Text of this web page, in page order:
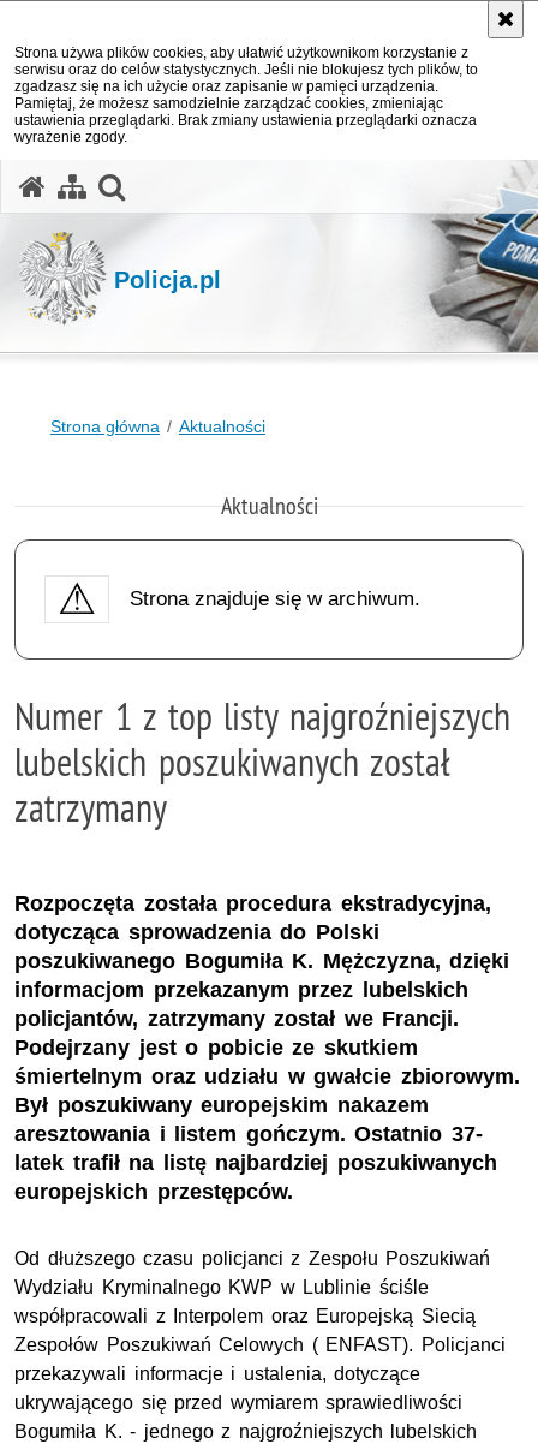
Strona używa plików cookies, aby ułatwić użytkownikom korzystanie z
serwisu oraz do celów statystycznych. Jeśli nie blokujesz tych plików, to
zgadzasz się na ich użycie oraz zapisanie w pamięci urządzenia.
Pamiętaj, że możesz samodzielnie zarządzać cookies, zmieniając
ustawienia przeglądarki. Brak zmiany ustawienia przeglądarki oznacza
wyrażenie zgody.
Policja.pl
Strona główna Aktualności
Aktualności
Strona znajduje się w archiwum.
Numer 1 z top listy najgroźniejszych
lubelskich poszukiwanych został
zatrzymany
Rozpoczęta została procedura ekstradycyjna,
dotycząca sprowadzenia do Polski
poszukiwanego Bogumiła K. Mężczyzna, dzięki
informacjom przekazanym przez lubelskich
policjantów, zatrzymany został we Francji.
Podejrzany jest o pobicie ze skutkiem
śmiertelnym oraz udziału w gwałcie zbiorowym.
Był poszukiwany europejskim nakazem
aresztowania i listem gończym. Ostatnio 37-
latek trafił na listę najbardziej poszukiwanych
europejskich przestępców.
Od dłuższego czasu policjanci z Zespołu Poszukiwań
Wydziału Kryminalnego KWP w Lublinie ściśle
współpracowali z Interpolem oraz Europejską Siecią
Zespołów Poszukiwań Celowych ( ENFAST). Policjanci
przekazywali informacje i ustalenia, dotyczące
ukrywającego się przed wymiarem sprawiedliwości
Bogumiła K. - jednego z najgroźniejszych lubelskich